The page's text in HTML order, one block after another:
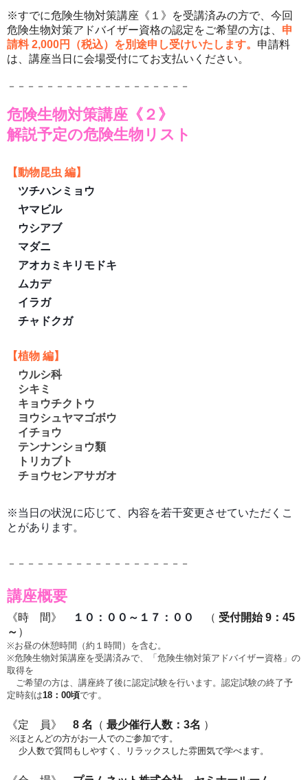
※すでに危険生物対策講座《１》を受講済みの方で、今回
危険生物対策アドバイザー資格の認定をご希望の方は、 申
請料 2,000円（税込）を別途申し受けいたします。 申請料
は、講座当日に会場受付にてお支払いください。
－－－－－－－－－－－－－－－－－－－
危険生物対策講座 《２》
解説予定の危険生物リスト
【動物昆虫 編】
ツチハンミョウ
ヤマビル
ウシアブ
マダニ
アオカミキリモドキ
ムカデ
イラガ
チャドクガ
【植物 編】
ウルシ科
シキミ
キョウチクトウ
ヨウシュヤマゴボウ
イチョウ
テンナンショウ類
トリカブト
チョウセンアサガオ
※当日の状況に応じて、内容を若干変更させていただくこ
とがあります。
－－－－－－－－－－－－－－－－－－－
講座概要
《時 間》 １０：００～１７：００ （ 受付開始 9：45
～ ）
※お昼の休憩時間（約１時間）を含む。
※危険生物対策講座を受講済みで、「危険生物対策アドバイザー資格」の
取得を
ご希望の方は、講座終了後に認定試験を行います。認定試験の終了予
定時刻は18：00頃です 。
《定 員》 8 名 （ 最少催行人数：3名 ）
※ほとんどの方がお一人でのご参加です。
少人数で質問もしやすく、リラックスした雰囲気で学べます。